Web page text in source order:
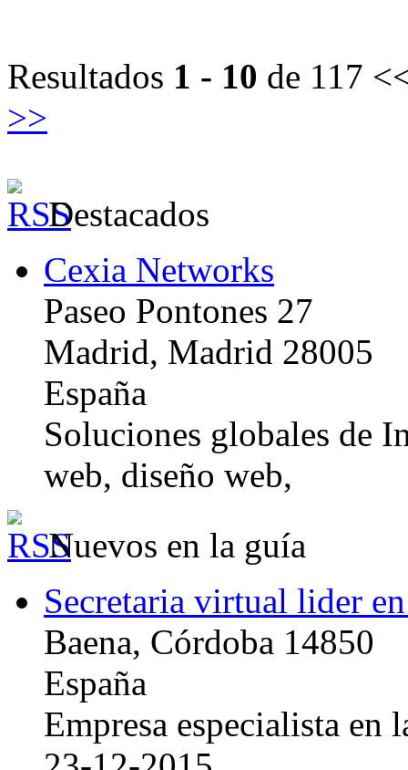
Resultados 1 - 10 de 117
>>
Destacados
Cexia Networks
Paseo Pontones 27
Madrid, Madrid 28005
España
Soluciones globales de
web, diseño web,
Nuevos en la guía
Secretaria virtual lider
Baena, Córdoba 14850
España
Empresa especialista en